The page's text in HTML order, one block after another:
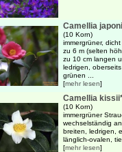
Camellia
(10 Korn)
immergrüner,
zu 6 m (selten
zu 10 cm langen
ledrigen,
grünen ...
[mehr lesen]
Camellia
(10 Korn)
immergrüner
wechselständig
breiten, ledrigen,
länglich-ovalen,
[mehr lesen]